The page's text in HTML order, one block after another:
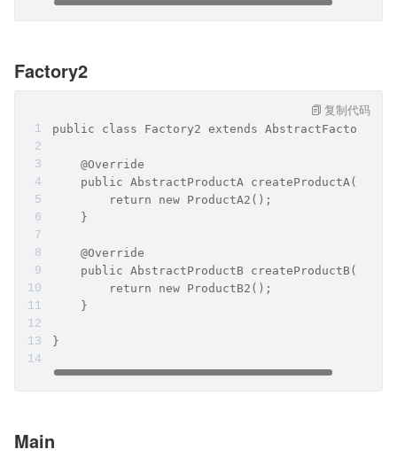
Factory2
public class Factory2 extends AbstractFactory {
    @Override
    public AbstractProductA createProductA() {
        return new ProductA2();
    }
    @Override
    public AbstractProductB createProductB() {
        return new ProductB2();
    }
}
复制代码
Main